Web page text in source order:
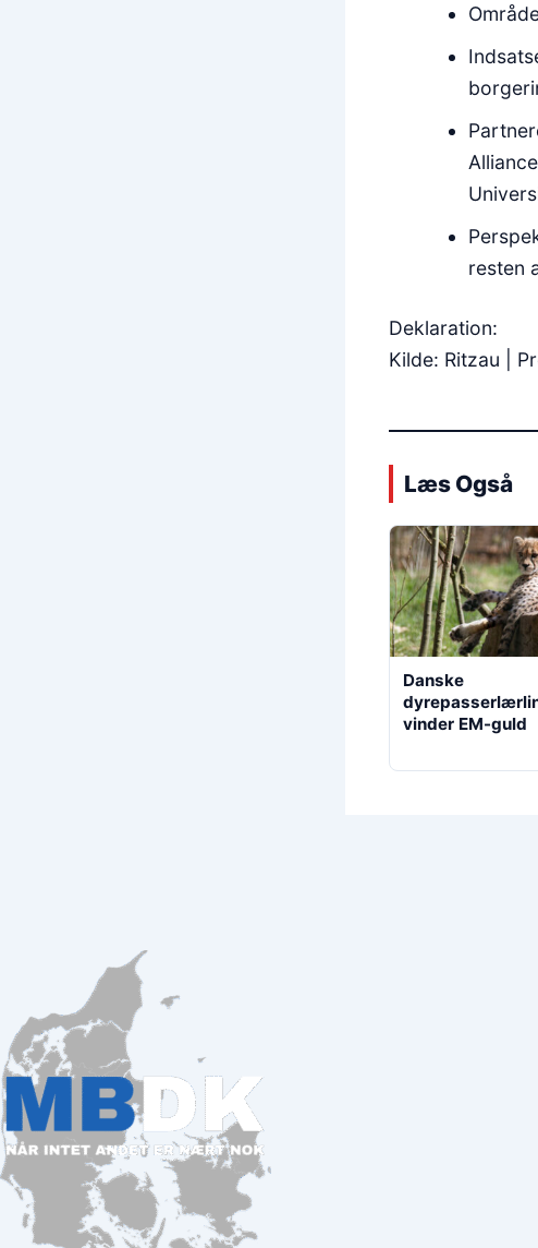
resten
Deklaration:
Kilde: Ritzau |
Læs Også
Danske
vinder EM-guld